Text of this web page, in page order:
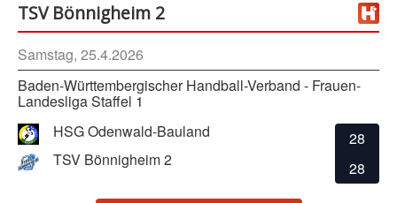
TSV Bönnigheim 2
Samstag, 25.4.2026
Baden-Württembergischer Handball-Verband - Frauen-
Landesliga Staffel 1
HSG Odenwald-Bauland
TSV Bönnigheim 2
28
28